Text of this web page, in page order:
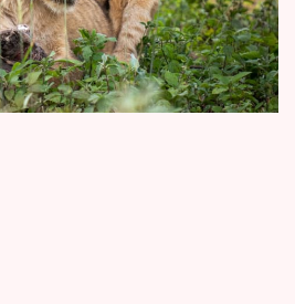
Karlovy Vary